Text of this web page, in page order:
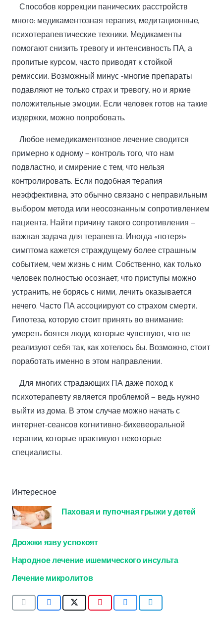
Способов коррекции панических расстройств
много: медикаментозная терапия, медитационные,
психотерапевтические техники. Медикаменты
помогают снизить тревогу и интенсивность ПА, а
пропитые курсом, часто приводят к стойкой
ремиссии. Возможный минус -многие препараты
подавляют не только страх и тревогу, но и яркие
положительные эмоции. Если человек готов на такие
издержки, можно попробовать.
Любое немедикаментозное лечение сводится
примерно к одному — контроль того, что нам
подвластно, и смирение с тем, что нельзя
контролировать. Если подобная терапия
неэффективна, это обычно связано с неправильным
выбором метода или неосознанным сопротивлением
пациента. Найти причину такого сопротивления —
важная задача для терапевта. Иногда «потеря»
симптома кажется страждущему более страшным
событием, чем жизнь с ним. Собственно, как только
человек полностью осознает, что приступы можно
устранить, не борясь с ними, лечить оказывается
нечего. Часто ПА ассоциируют со страхом смерти.
Гипотеза, которую стоит принять во внимание:
умереть боятся люди, которые чувствуют, что не
реализуют себя так, как хотелось бы. Возможно, стоит
поработать именно в этом направлении.
Для многих страдающих ПА даже поход к
психотерапевту является проблемой — ведь нужно
выйти из дома. В этом случае можно начать с
интернет-сеансов когнитивно-бихевеоральной
терапии, которые практикуют некоторые
специалисты.
Интересное
Паховая и пупочная грыжи у детей
Дрожжи язву успокоят
Народное лечение ишемического инсульта
Лечение микролитов